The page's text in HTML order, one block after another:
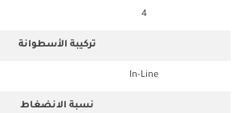
4
تركيبة الأسطوانة
In-Line
نسبة الانضغاط